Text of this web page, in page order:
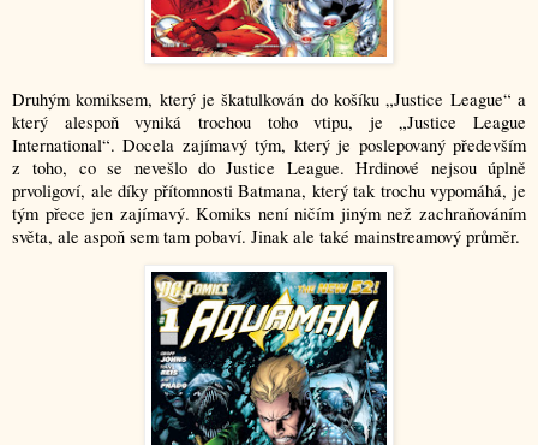
Druhým komiksem, který je škatulkován do košíku „Justice League“ a
který alespoň vyniká trochou toho vtipu, je „Justice League
International“. Docela zajímavý tým, který je poslepovaný především
z toho, co se nevešlo do Justice League. Hrdinové nejsou úplně
prvoligoví, ale díky přítomnosti Batmana, který tak trochu vypomáhá, je
tým přece jen zajímavý. Komiks není ničím jiným než zachraňováním
světa, ale aspoň sem tam pobaví. Jinak ale také mainstreamový průměr.